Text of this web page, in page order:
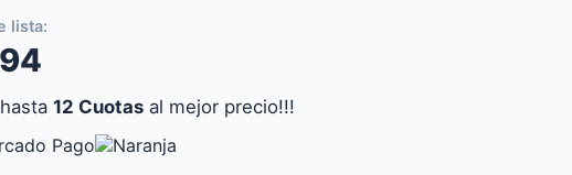
lista:
12 Cuotas al mejor precio!!!